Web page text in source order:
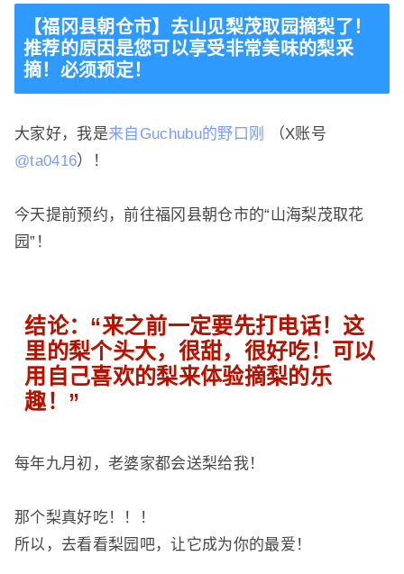
【福冈县朝仓市】去山见梨茂取园摘梨了！
推荐的原因是您可以享受非常美味的梨采
摘！ 必须预定！
大家好，我是来自Guchubu的野口刚
（X账号
@ta0416）！
今天提前预约，前往福冈县朝仓市的“山海梨茂取花
园”！
结论：“来之前一定要先打电话！这
里的梨个头大，很甜，很好吃！可以
用自己喜欢的梨来体验摘梨的乐
趣！”
每年九月初，老婆家都会送梨给我！
那个梨真好吃！ ！
！
所以，去看看梨园吧，让它成为你的最爱！